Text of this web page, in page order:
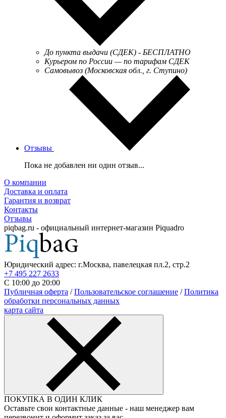
До пункта выдачи (СДЕК) - БЕСПЛАТНО
Курьером по России — по тарифам СДЕК
Самовывоз (Московская обл., г. Ступино)
Отзывы
Пока не добавлен ни один отзыв...
О компании
Доставка и оплата
Гарантия и возврат
Контакты
Отзывы
piqbag.ru - официальный интернет-магазин Piquadro
Юридический адрес: г.Москва, павелецкая пл.2, стр.2
+7 495 227 2633
С 10:00 до 20:00
Публичная оферта /Пользовательское соглашение /Политика
обработки персональных данных
карта сайта
ПОКУПКА В ОДИН КЛИК
Оставьте свои контактные данные - наш менеджер вам